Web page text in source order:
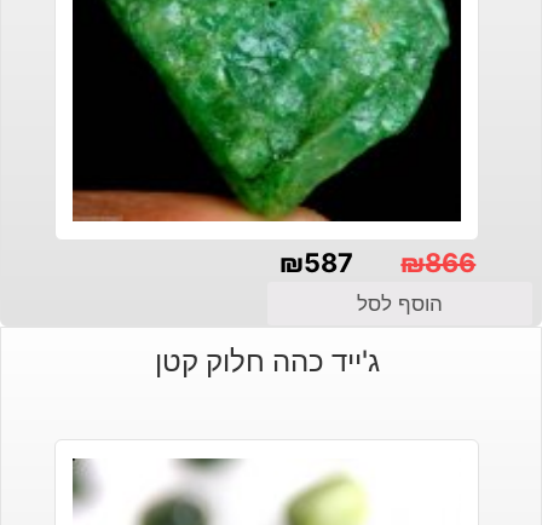
₪866
המקורי
₪587
הנוכחי
הוסף לסל
ג'ייד כהה חלוק קטן